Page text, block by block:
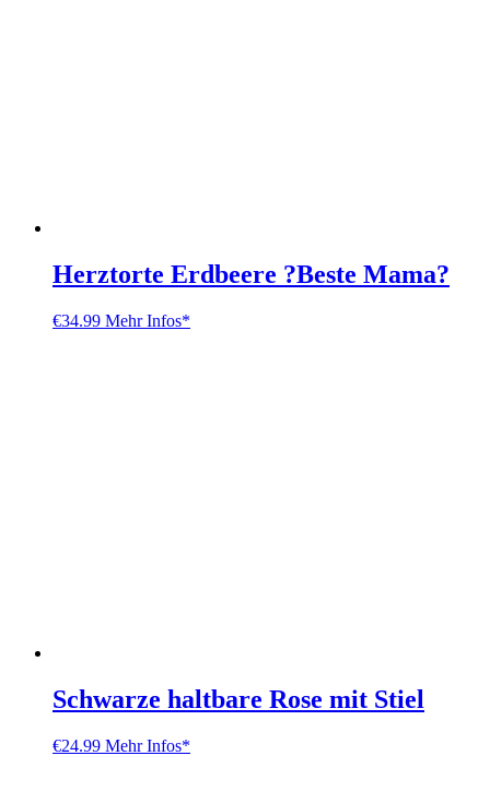
Herztorte Erdbeere ?Beste Mama?
€34.99 Mehr Infos*
Schwarze haltbare Rose mit Stiel
€24.99 Mehr Infos*